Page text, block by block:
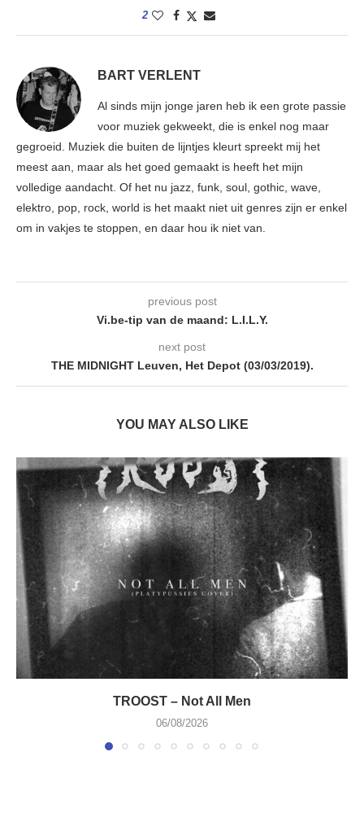
2
BART VERLENT
Al sinds mijn jonge jaren heb ik een grote passie
voor muziek gekweekt, die is enkel nog maar
gegroeid. Muziek die buiten de lijntjes kleurt spreekt mij het
meest aan, maar als het goed gemaakt is heeft het mijn
volledige aandacht. Of het nu jazz, funk, soul, gothic, wave,
elektro, pop, rock, world is het maakt niet uit genres zijn er enkel
om in vakjes te stoppen, en daar hou ik niet van.
previous post
Vi.be-tip van de maand: L.I.L.Y.
next post
THE MIDNIGHT Leuven, Het Depot (03/03/2019).
YOU MAY ALSO LIKE
TROOST – Not All Men
06/08/2026